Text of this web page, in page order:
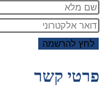
לחץ להרשמה
פרטי קשר